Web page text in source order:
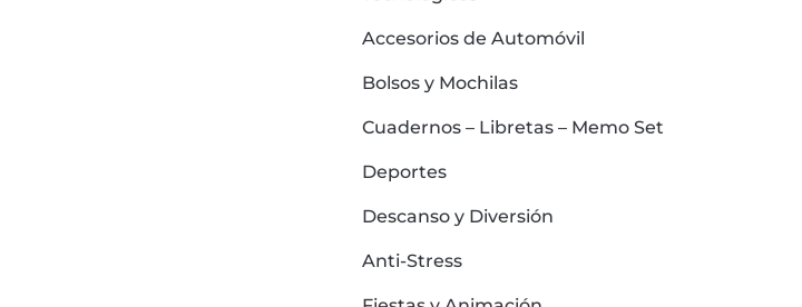
Accesorios de Automóvil
Bolsos y Mochilas
Cuadernos – Libretas – Memo Set
Deportes
Descanso y Diversión
Anti-Stress